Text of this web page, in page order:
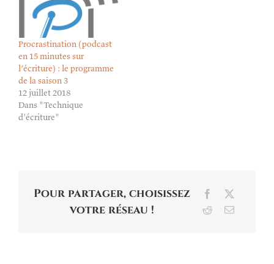
Procrastination (podcast
en 15 minutes sur
l’écriture) : le programme
de la saison 3
12 juillet 2018
Dans "Technique
d'écriture"
Pour partager, choisissez
votre réseau !
Facebook
RedditEmail